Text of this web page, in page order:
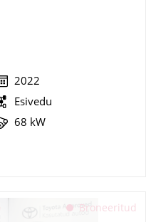
2022
Esivedu
68 kW
Broneeritud